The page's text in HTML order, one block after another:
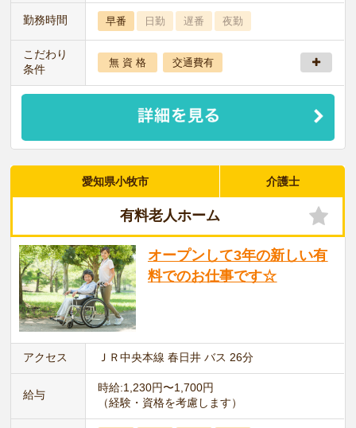
勤務時間 早番 日勤 遅番 夜勤
こだわり
条件
無 資 格 交通費有
愛知県小牧市 介護士
有料老人ホーム
オープンして3年の新しい有
料でのお仕事です☆
アクセス ＪＲ中央本線 春日井 バス 26分
給与
時給:1,230円〜1,700円
（経験・資格を考慮します）